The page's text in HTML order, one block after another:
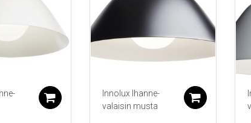
Lisää ostoskoriin
Innolux Ihanne-
valaisin musta
Lisää